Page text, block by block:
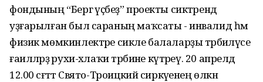
фондының “Бергә үҫәбеҙ” проекты сиктәрендә
уҙғарылған был сараның маҡсаты - инвалид һәм
физик мөмкинлектәре сикле балаларҙы тәрбиәләүсе
ғаиләләрҙә рухи-әхлаҡи тәрбиәне күтәреү. 20 апрелдә
12.00 сәғәттә Свято-Троицкий сиркәүенең өлкән